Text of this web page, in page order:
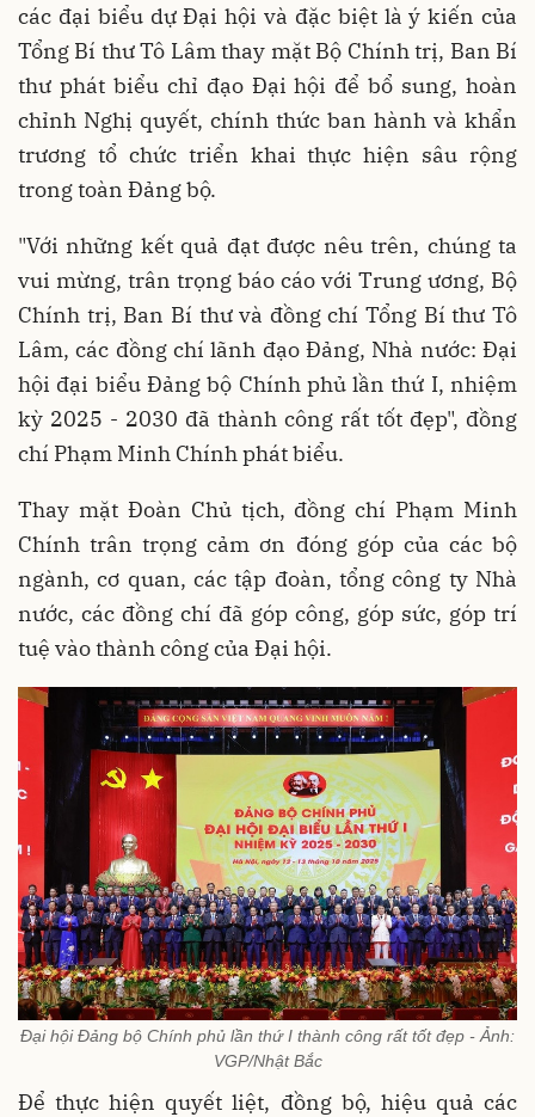
các đại biểu dự Đại hội và đặc biệt là ý kiến của
Tổng Bí thư Tô Lâm thay mặt Bộ Chính trị, Ban Bí
thư phát biểu chỉ đạo Đại hội để bổ sung, hoàn
chỉnh Nghị quyết, chính thức ban hành và khẩn
trương tổ chức triển khai thực hiện sâu rộng
trong toàn Đảng bộ.
"Với những kết quả đạt được nêu trên, chúng ta
vui mừng, trân trọng báo cáo với Trung ương, Bộ
Chính trị, Ban Bí thư và đồng chí Tổng Bí thư Tô
Lâm, các đồng chí lãnh đạo Đảng, Nhà nước: Đại
hội đại biểu Đảng bộ Chính phủ lần thứ I, nhiệm
kỳ 2025 - 2030 đã thành công rất tốt đẹp", đồng
chí Phạm Minh Chính phát biểu.
Thay mặt Đoàn Chủ tịch, đồng chí Phạm Minh
Chính trân trọng cảm ơn đóng góp của các bộ
ngành, cơ quan, các tập đoàn, tổng công ty Nhà
nước, các đồng chí đã góp công, góp sức, góp trí
tuệ vào thành công của Đại hội.
Đại hội Đảng bộ Chính phủ lần thứ I thành công rất tốt đẹp - Ảnh:
VGP/Nhật Bắc
Để thực hiện quyết liệt, đồng bộ, hiệu quả các